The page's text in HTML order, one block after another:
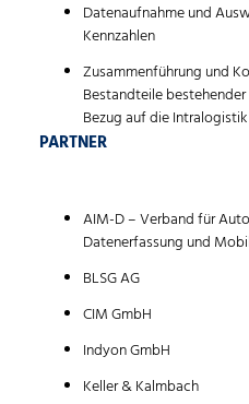
Datenaufnahme und
Kennzahlen
Zusammenführung und
Bestandteile
Bezug auf die Intralogistik
PARTNER
AIM-D – Verband für
Datenerfassung und
BLSG AG
CIM GmbH
Indyon GmbH
Keller & Kalmbach